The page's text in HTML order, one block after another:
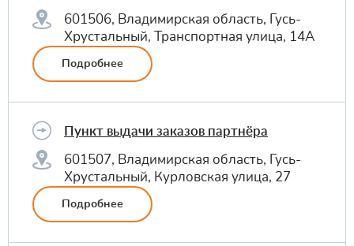
601506, Владимирская область, Гусь-
Хрустальный, Транспортная улица, 14А
Подробнее
Пункт выдачи заказов партнёра
601507, Владимирская область, Гусь-
Хрустальный, Курловская улица, 27
Подробнее